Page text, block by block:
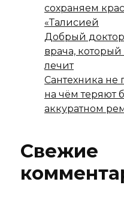
сохраняем
«Талисией
Добрый
врача, который
лечит
Сантехника не
на чём теряют
аккуратном
Свежие